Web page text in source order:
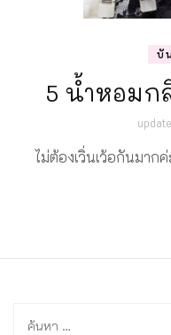
บั
5 น้ำหอมก
ไม่ต้องเวิ่นเว้อกันมาก
ค้นหา